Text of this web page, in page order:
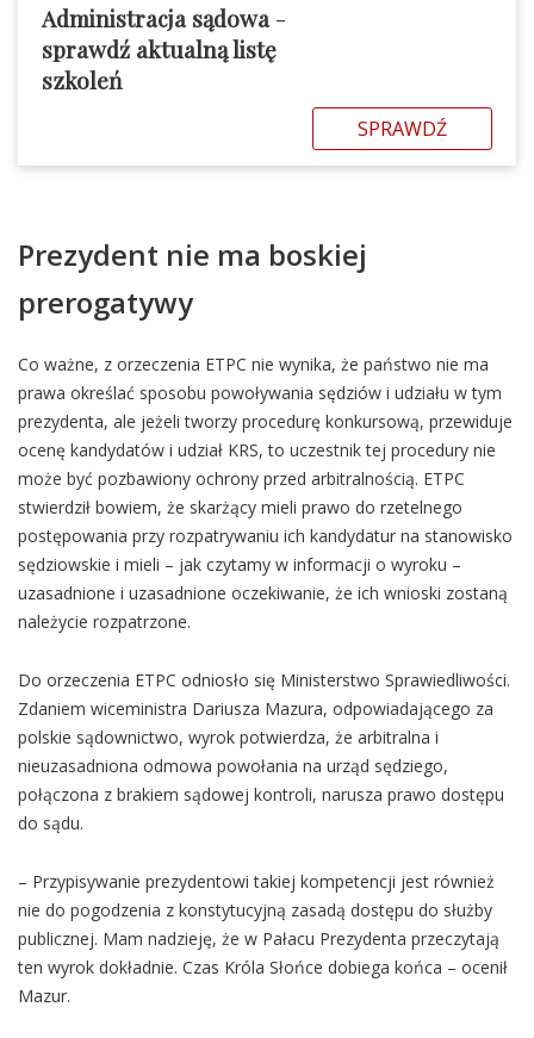
Administracja sądowa-
sprawdź aktualną listę
szkoleń
SPRAWDŹ
Prezydent nie ma boskiej
prerogatywy
Co ważne, z orzeczenia ETPC nie wynika, że państwo nie ma
prawa określać sposobu powoływania sędziów i udziału w tym
prezydenta, ale jeżeli tworzy procedurę konkursową, przewiduje
ocenę kandydatów i udział KRS, to uczestnik tej procedury nie
może być pozbawiony ochrony przed arbitralnością. ETPC
stwierdził bowiem, że skarżący mieli prawo do rzetelnego
postępowania przy rozpatrywaniu ich kandydatur na stanowisko
sędziowskie i mieli – jak czytamy w informacji o wyroku –
uzasadnione i uzasadnione oczekiwanie, że ich wnioski zostaną
należycie rozpatrzone.
Do orzeczenia ETPC odniosło się Ministerstwo Sprawiedliwości.
Zdaniem wiceministra Dariusza Mazura, odpowiadającego za
polskie sądownictwo, wyrok potwierdza, że arbitralna i
nieuzasadniona odmowa powołania na urząd sędziego,
połączona z brakiem sądowej kontroli, narusza prawo dostępu
do sądu.
– Przypisywanie prezydentowi takiej kompetencji jest również
nie do pogodzenia z konstytucyjną zasadą dostępu do służby
publicznej. Mam nadzieję, że w Pałacu Prezydenta przeczytają
ten wyrok dokładnie. Czas Króla Słońce dobiega końca – ocenił
Mazur.